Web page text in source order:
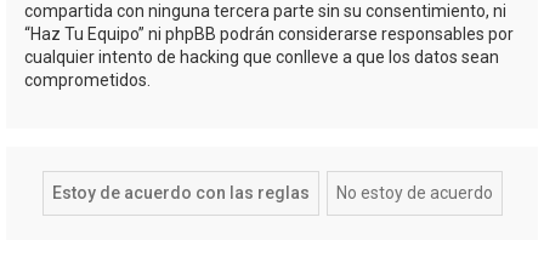
compartida con ninguna tercera parte sin su consentimiento, ni
“Haz Tu Equipo” ni phpBB podrán considerarse responsables por
cualquier intento de hacking que conlleve a que los datos sean
comprometidos.